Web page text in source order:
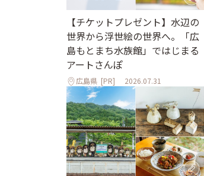
【チケットプレゼント】水辺の
世界から浮世絵の世界へ。「広
島もとまち水族館」ではじまる
アートさんぽ
広島県 [PR] 2026.07.31